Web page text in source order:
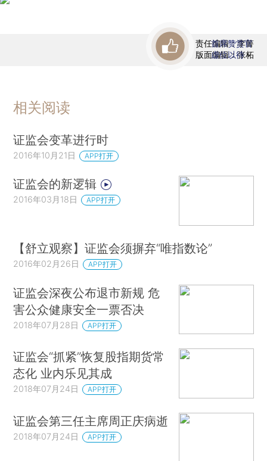
责任编辑：李箐
版面编辑：张柘
首席赞赏官
虚位以待
相关阅读
证监会变革进行时
2016年10月21日 APP打开
证监会的新逻辑
2016年03月18日 APP打开
【舒立观察】证监会须摒弃“唯指数论”
2016年02月26日 APP打开
证监会深夜公布退市新规 危
害公众健康安全一票否决
2018年07月28日 APP打开
证监会“抓紧”恢复股指期货常
态化 业内乐见其成
2018年07月24日 APP打开
证监会第三任主席周正庆病逝
2018年07月24日 APP打开